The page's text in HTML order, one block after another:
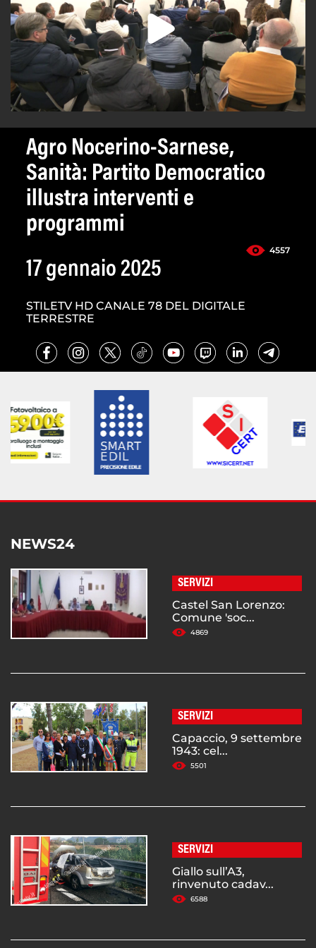
Agro Nocerino-Sarnese,
Sanità: Partito Democratico
illustra interventi e
programmi
4557
17 gennaio 2025
STILETV HD CANALE 78 DEL DIGITALE
TERRESTRE
NEWS24
SERVIZI
Castel San Lorenzo:
Comune 'soc...
4869
SERVIZI
Capaccio, 9 settembre
1943: cel...
5501
SERVIZI
Giallo sull’A3,
rinvenuto cadav...
6588